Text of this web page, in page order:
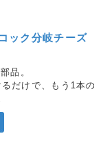
ック分岐チーズ
品。
だけで、もう1本